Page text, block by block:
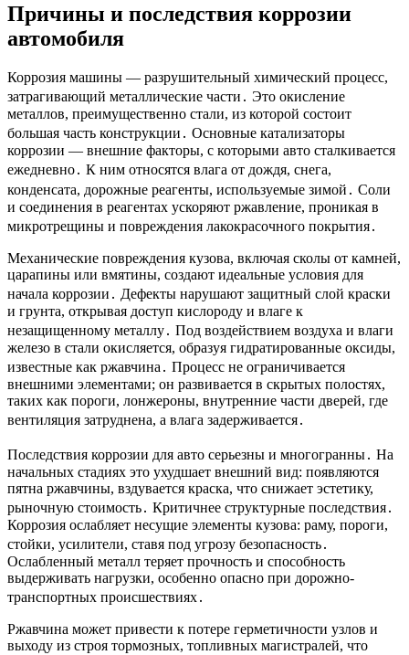
Причины и последствия коррозии
автомобиля
Коррозия машины — разрушительный химический процесс,
затрагивающий металлические части․ Это окисление
металлов, преимущественно стали, из которой состоит
большая часть конструкции․ Основные катализаторы
коррозии — внешние факторы, с которыми авто сталкивается
ежедневно․ К ним относятся влага от дождя, снега,
конденсата, дорожные реагенты, используемые зимой․ Соли
и соединения в реагентах ускоряют ржавление, проникая в
микротрещины и повреждения лакокрасочного покрытия․
Механические повреждения кузова, включая сколы от камней,
царапины или вмятины, создают идеальные условия для
начала коррозии․ Дефекты нарушают защитный слой краски
и грунта, открывая доступ кислороду и влаге к
незащищенному металлу․ Под воздействием воздуха и влаги
железо в стали окисляется, образуя гидратированные оксиды,
известные как ржавчина․ Процесс не ограничивается
внешними элементами; он развивается в скрытых полостях,
таких как пороги, лонжероны, внутренние части дверей, где
вентиляция затруднена, а влага задерживается․
Последствия коррозии для авто серьезны и многогранны․ На
начальных стадиях это ухудшает внешний вид: появляются
пятна ржавчины, вздувается краска, что снижает эстетику,
рыночную стоимость․ Критичнее структурные последствия․
Коррозия ослабляет несущие элементы кузова: раму, пороги,
стойки, усилители, ставя под угрозу безопасность․
Ослабленный металл теряет прочность и способность
выдерживать нагрузки, особенно опасно при дорожно-
транспортных происшествиях․
Ржавчина может привести к потере герметичности узлов и
выходу из строя тормозных, топливных магистралей, что